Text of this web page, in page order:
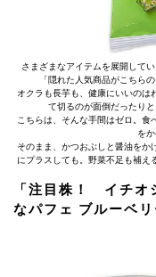
さまざまなアイテムを展開して
「隠れた人気商品がこちらの
オクラも長芋も、健康にいいのは
て切るのが面倒だったり
こちらは、そんな手間はゼロ。食
を
そのまま、かつおぶしと醤油をか
にプラスしても。野菜不足も補え
「注目株！ イチオ
なパフェ ブルーベ